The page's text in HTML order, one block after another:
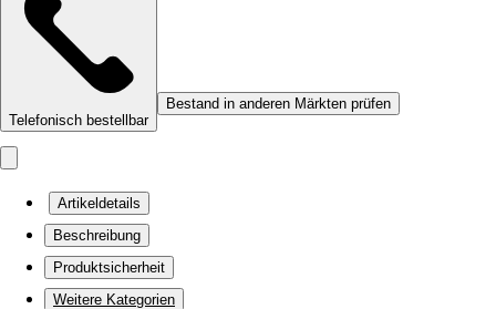
Telefonisch bestellbar
Bestand in anderen Märkten prüfen
Artikeldetails
Beschreibung
Produktsicherheit
Weitere Kategorien